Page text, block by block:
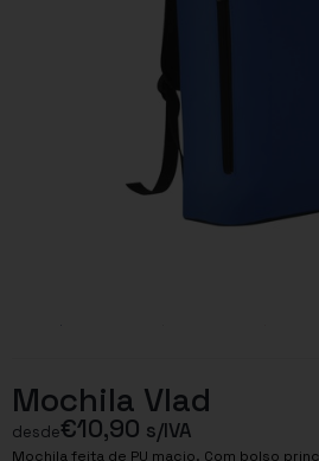
Mochila Vlad
desde€10,90 s/IVA
Mochila feita de PU macio. Com bolso